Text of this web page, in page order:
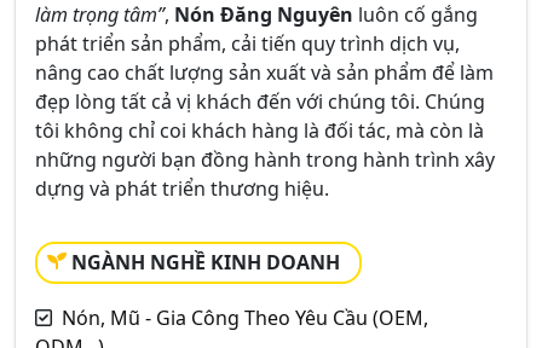
làm trọng tâm”, Nón Đăng Nguyên luôn cố gắng
phát triển sản phẩm, cải tiến quy trình dịch vụ,
nâng cao chất lượng sản xuất và sản phẩm để làm
đẹp lòng tất cả vị khách đến với chúng tôi. Chúng
tôi không chỉ coi khách hàng là đối tác, mà còn là
những người bạn đồng hành trong hành trình xây
dựng và phát triển thương hiệu.
NGÀNH NGHỀ KINH DOANH
Nón, Mũ - Gia Công Theo Yêu Cầu (OEM,